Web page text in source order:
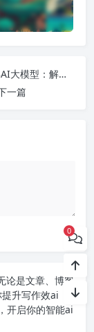
揭秘2024年AI大模型：解读其原理、挑战与行业颠覆，腾讯、阿里、小米等巨头的最新动态解析
一篇
论是文章、博客
升写作效ai
，开启你的智能ai
0